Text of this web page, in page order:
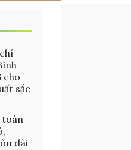
cho
sắc
toàn
dài